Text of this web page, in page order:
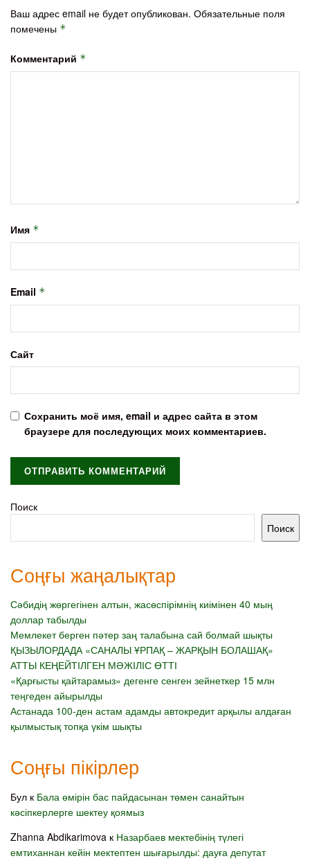
Ваш адрес email не будет опубликован. Обязательные поля
помечены *
Комментарий *
Имя *
Email *
Сайт
Сохранить моё имя, email и адрес сайта в этом
браузере для последующих моих комментариев.
Поиск
Поиск
Соңғы жаңалықтар
Сәбидің жөргегінен алтын, жасөспірімнің киімінен 40 мың
доллар табылды
Мемлекет берген пәтер заң талабына сай болмай шықты
ҚЫЗЫЛОРДАДА «САНАЛЫ ҰРПАҚ – ЖАРҚЫН БОЛАШАҚ»
АТТЫ КЕҢЕЙТІЛГЕН МӘЖІЛІС ӨТТІ
«Қарғысты қайтарамыз» дегенге сенген зейнеткер 15 млн
теңгеден айырылды
Астанада 100-ден астам адамды автокредит арқылы алдаған
қылмыстық топқа үкім шықты
Соңғы пікірлер
Бул к Бала өмірін бас пайдасынан төмен санайтын
кәсіпкерлерге шектеу қоямыз
Zhanna Abdikarimova к Назарбаев мектебінің түлегі
емтиханнан кейін мектептен шығарылды: дауға депутат